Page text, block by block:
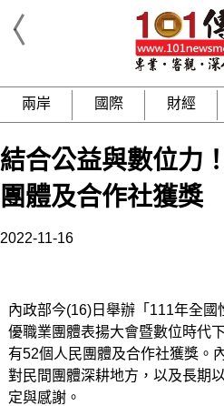
兩岸 國際 財經
結合公益與數位力
團體及合作社獲獎
2022-11-16
內政部今(16)日舉辦「111年全
優職業團體表揚大會暨數位時代
有52個人民團體及合作社獲獎。
對民間團體深耕地方，以及長期
定與感謝。